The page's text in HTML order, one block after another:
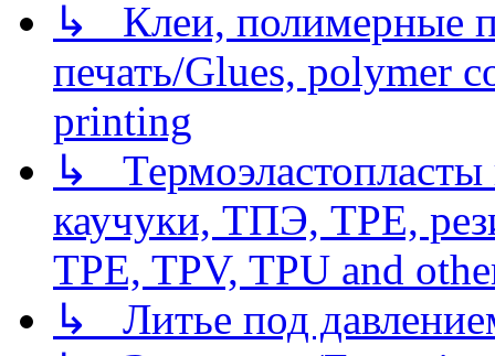
↳ Клеи, полимерные
печать/Glues, polymer
printing
↳
каучуки, ТПЭ, TPE,
TPE, TPV, TPU and
↳ Литье под